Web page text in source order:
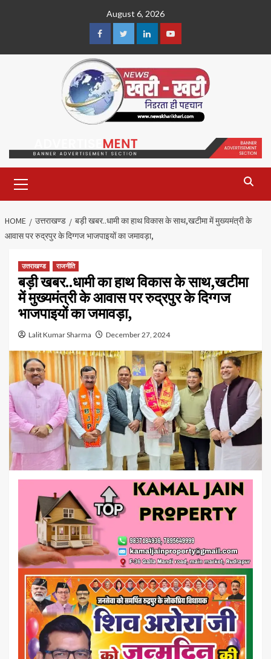
August 6, 2026
FacebookTwitterLinkedinYoutube
Menu
HOME उत्तराखण्ड
बड़ी खबर..धामी का हाथ विकास के साथ,खटीमा में मुख्यमंत्री के
आवास पर रुद्रपुर के दिग्गज भाजपाइयों का जमावड़ा,
उत्तराखण्ड राजनीति
बड़ी खबर..धामी का हाथ विकास के साथ,खटीमा
में मुख्यमंत्री के आवास पर रुद्रपुर के दिग्गज
भाजपाइयों का जमावड़ा,
Lalit Kumar Sharma December 27, 2024